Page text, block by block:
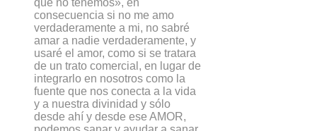
que no tenemos», en
consecuencia si no me amo
verdaderamente a mi, no sabré
amar a nadie verdaderamente, y
usaré el amor, como si se tratara
de un trato comercial, en lugar de
integrarlo en nosotros como la
fuente que nos conecta a la vida
y a nuestra divinidad y sólo
desde ahí y desde ese AMOR,